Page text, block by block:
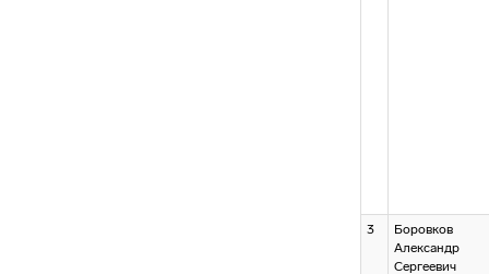
3
Боровков
Александр
Сергеевич